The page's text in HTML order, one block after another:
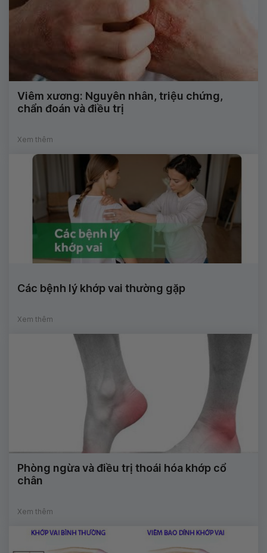
Viêm xương: Nguyên nhân, triệu chứng,
chẩn đoán và điều trị
Xem thêm
Các bệnh lý khớp vai thường gặp
Xem thêm
Phòng ngừa và điều trị thoái hóa khớp cổ
chân
Xem thêm